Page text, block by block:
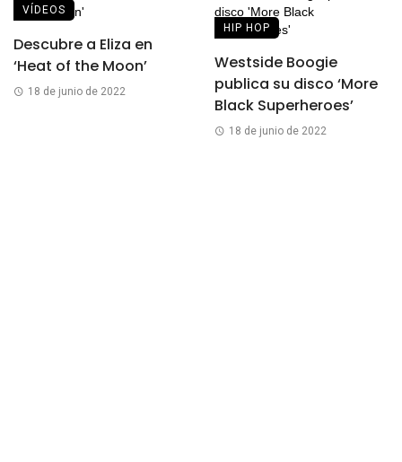
VÍDEOS
Descubre a Eliza en
‘Heat of the Moon’
18 de junio de 2022
HIP HOP
Westside Boogie
publica su disco ‘More
Black Superheroes’
18 de junio de 2022